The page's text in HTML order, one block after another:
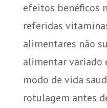
efeitos benéficos
referidas
alimentares não
alimentar variado
modo de vida
rotulagem antes